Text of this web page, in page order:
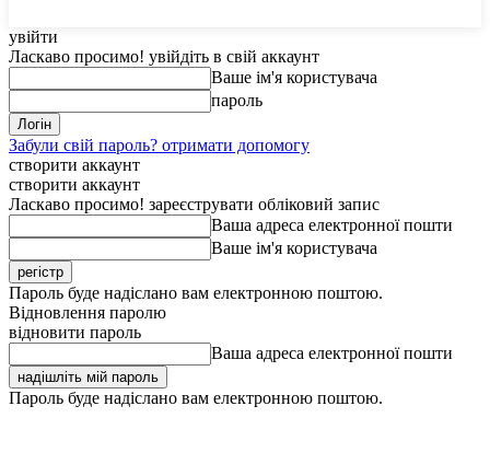
увійти
Ласкаво просимо! увійдіть в свій аккаунт
Ваше ім'я користувача
пароль
Забули свій пароль? отримати допомогу
створити аккаунт
створити аккаунт
Ласкаво просимо! зареєструвати обліковий запис
Ваша адреса електронної пошти
Ваше ім'я користувача
Пароль буде надіслано вам електронною поштою.
Відновлення паролю
відновити пароль
Ваша адреса електронної пошти
Пароль буде надіслано вам електронною поштою.